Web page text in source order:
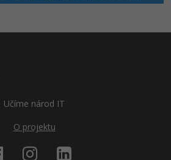
Učíme národ IT
O projektu